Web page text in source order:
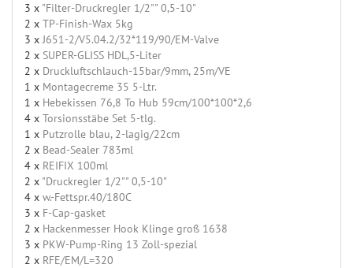
3 x "Filter-Druckregler 1/2"" 0,5-10"
2 x TP-Finish-Wax 5kg
3 xJ651-2/V5.04.2/32*119/90/EM-Valve
2 x SUPER-GLISS HDL,5-Liter
2 x Druckluftschlauch-15bar/9mm, 25m/VE
1 x Montagecreme 35 5-Ltr.
1 x Hebekissen 76,8 To Hub 59cm/100*100*2,6
4 x Torsionsstäbe Set 5-tlg.
1 x Putzrolle blau, 2-lagig/22cm
2 x Bead-Sealer 783ml
4 x REIFIX 100ml
2 x "Druckregler 1/2"" 0,5-10"
4 x w.-Fettspr.40/180C
3 x F-Cap-gasket
2 x Hackenmesser Hook Klinge groß 1638
3 x PKW-Pump-Ring 13 Zoll-spezial
2 x RFE/EM/L=320